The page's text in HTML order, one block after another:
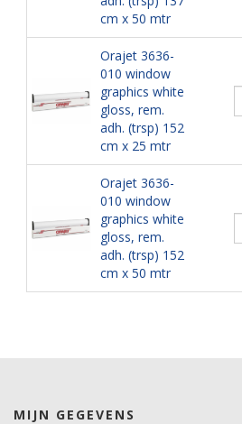
cm x 50 mtr
Orajet 3636-
010 window
graphics white
gloss, rem.
adh. (trsp) 152
cm x 25 mtr
Orajet 3636-
010 window
graphics white
gloss, rem.
adh. (trsp) 152
cm x 50 mtr
MIJN GEGEVENS